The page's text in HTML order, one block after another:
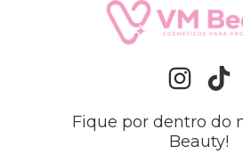
Fique por dentro do
Beauty!